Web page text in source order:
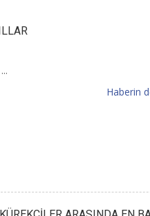
...
Haberin